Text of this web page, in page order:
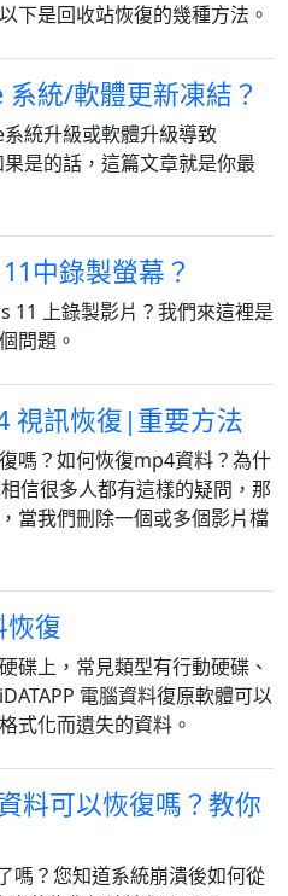
下是回收站恢復的幾種方法。
統/軟體更新凍結？
統升級或軟體升級導致
是的話，這篇文章就是你最
中錄製螢幕？
11 上錄製影片？我們來這裡是
問題。
視訊恢復|重要方法
嗎？如何恢復mp4資料？為什
信很多人都有這樣的疑問，那
當我們刪除一個或多個影片檔
恢復
碟上，常見類型有行動硬碟、
電腦資料復原軟體可以
式化而遺失的資料。
料可以恢復嗎？教你
嗎？您知道系統崩潰後如何從